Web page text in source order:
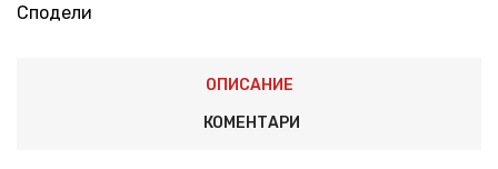
Сподели
ОПИСАНИЕ
КОМЕНТАРИ